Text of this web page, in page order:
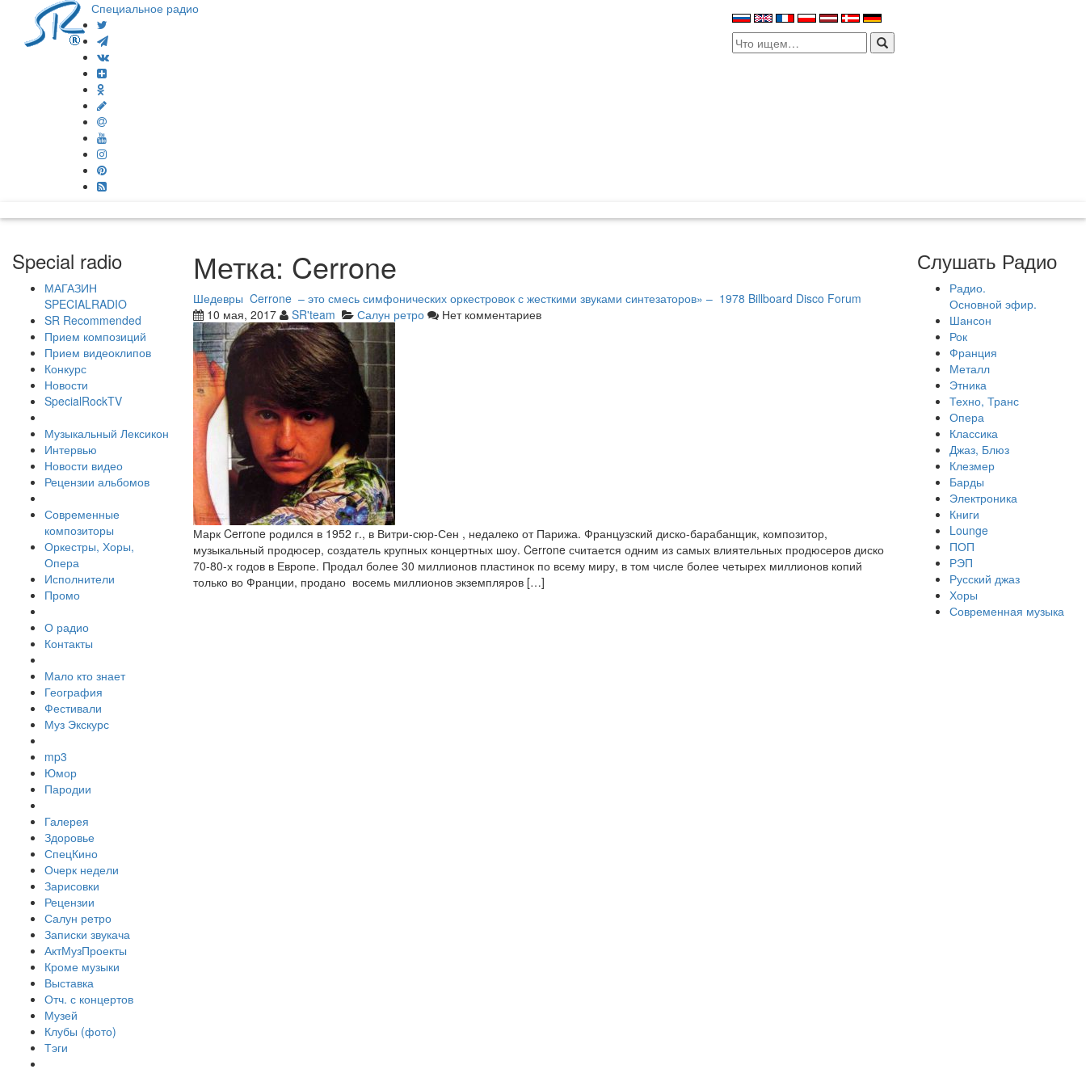
Специальное радио
Search
for:
Special radio
МАГАЗИН
SPECIALRADIO
SR Recommended
Прием композиций
Прием видеоклипов
Конкурс
Новости
SpecialRockTV
Музыкальный Лексикон
Интервью
Новости видео
Рецензии альбомов
Современные
композиторы
Оркестры, Хоры,
Опера
Исполнители
Промо
О радио
Контакты
Мало кто знает
География
Фестивали
Муз Экскурс
mp3
Юмор
Пародии
Галерея
Здоровье
СпецКино
Очерк недели
Зарисовки
Рецензии
Салун ретро
Записки звукача
АктМузПроекты
Кроме музыки
Выставка
Отч. с концертов
Музей
Клубы (фото)
Тэги
Метка: Cerrone
Шедевры Cerrone – это смесь симфонических оркестровок с жесткими звуками синтезаторов» – 1978 Billboard Disco Forum
10 мая, 2017
SR'team Салун ретро Нет комментариев
Марк Cerrone родился в 1952 г., в Витри-сюр-Сен , недалеко от Парижа. Французский диско-барабанщик, композитор,
музыкальный продюсер, создатель крупных концертных шоу. Cerrone считается одним из самых влиятельных продюсеров диско
70-80-х годов в Европе. Продал более 30 миллионов пластинок по всему миру, в том числе более четырех миллионов копий
только во Франции, продано восемь миллионов экземпляров […]
Слушать Радио
Радио.
Основной эфир.
Шансон
Рок
Франция
Металл
Этника
Техно, Транс
Опера
Классика
Джаз, Блюз
Клезмер
Барды
Электроника
Книги
Lounge
ПОП
РЭП
Русский джаз
Хоры
Современная музыка